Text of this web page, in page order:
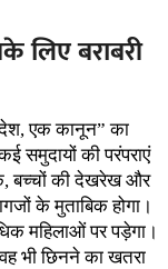
बराबरी
देश, एक कानून” का
समुदायों की परंपराएं
बच्चों की देखरेख और
के मुताबिक होगा।
महिलाओं पर पड़ेगा।
भी छिनने का खतरा